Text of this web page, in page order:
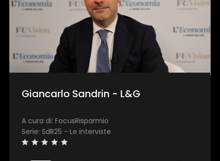
Giancarlo Sandrin - L&G
A cura di: FocusRisparmio
Serie: SdR25 - Le interviste